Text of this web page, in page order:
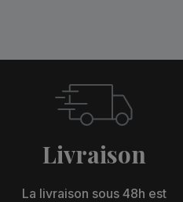
Livraison
La livraison sous 48h est